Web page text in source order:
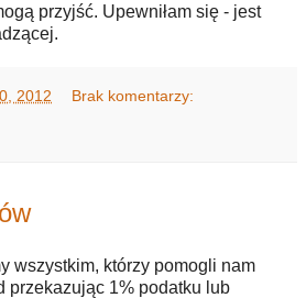
przyjść. Upewniłam się - jest
2012 Brak komentarzy:
wszystkim, którzy pomogli nam
przekazując 1% podatku lub